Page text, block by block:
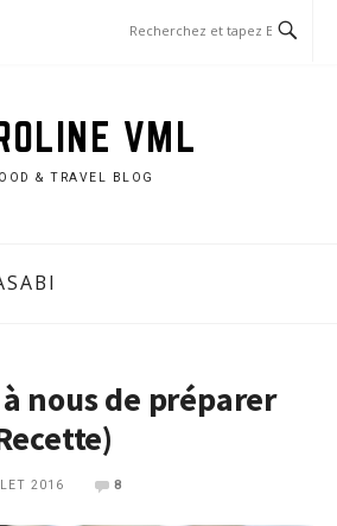
VML
& TRAVEL BLOG
nous de préparer
2016 8